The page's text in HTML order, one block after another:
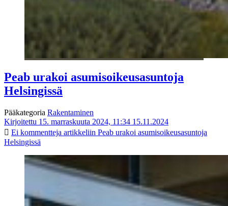
Peab urakoi asumisoikeusasuntoja
Helsingissä
Pääkategoria Rakentaminen
Kirjoitettu 15. marraskuuta 2024, 11:34 15.11.2024
Ei kommentteja artikkeliin Peab urakoi asumisoikeusasuntoja
Helsingissä